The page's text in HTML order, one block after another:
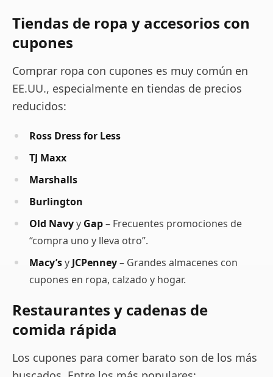
Tiendas de ropa y accesorios con
cupones
Comprar ropa con cupones es muy común en
EE.UU., especialmente en tiendas de precios
reducidos:
Ross Dress for Less
TJ Maxx
Marshalls
Burlington
Old Navyy Gap– Frecuentes promociones de
“compra uno y lleva otro”.
Macy’sy JCPenney– Grandes almacenes con
cupones en ropa, calzado y hogar.
Restaurantes y cadenas de
comida rápida
Los cupones para comer barato son de los más